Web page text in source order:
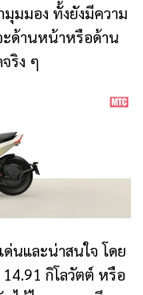
มมอง ทั้งยังมีความ
ะด้านหน้าหรือด้าน
ริง ๆ
นและน่าสนใจ โดย
กิโลวัตต์ หรือ